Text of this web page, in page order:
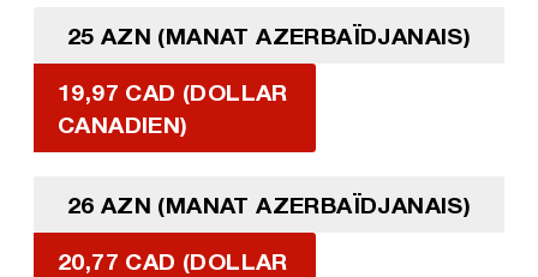
25 AZN (MANAT AZERBAÏDJANAIS)
19,97 CAD (DOLLAR
CANADIEN)
26 AZN (MANAT AZERBAÏDJANAIS)
20,77 CAD (DOLLAR